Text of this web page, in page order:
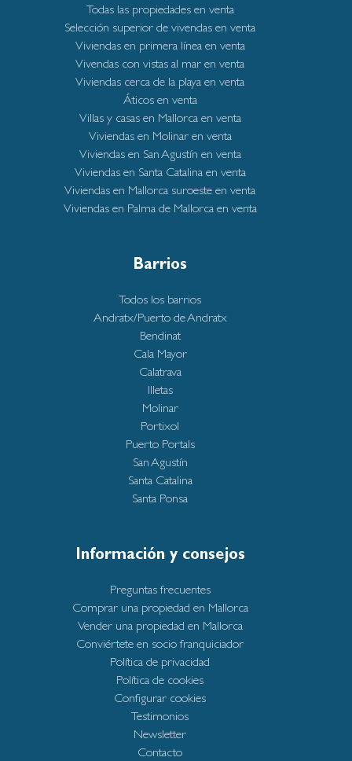
Todas las propiedades en venta
Selección superior de vivendas en venta
Viviendas en primera línea en venta
Vivendas con vistas al mar en venta
Viviendas cerca de la playa en venta
Áticos en venta
Villas y casas en Mallorca en venta
Viviendas en Molinar en venta
Viviendas en San Agustín en venta
Viviendas en Santa Catalina en venta
Viviendas en Mallorca suroeste en venta
Viviendas en Palma de Mallorca en venta
Barrios
Todos los barrios
Andratx/Puerto de Andratx
Bendinat
Cala Mayor
Calatrava
Illetas
Molinar
Portixol
Puerto Portals
San Agustín
Santa Catalina
Santa Ponsa
Información y consejos
Preguntas frecuentes
Comprar una propiedad en Mallorca
Vender una propiedad en Mallorca
Conviértete en socio franquiciador
Política de privacidad
Política de cookies
Configurar cookies
Testimonios
Newsletter
Contacto